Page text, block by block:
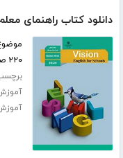
دانلود کتاب راهنمای
۲۲۰ صفحه